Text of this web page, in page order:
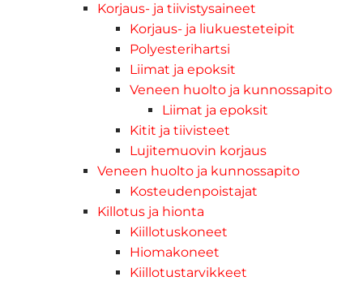
Korjaus- ja tiivistysaineet
Korjaus- ja liukuesteteipit
Polyesterihartsi
Liimat ja epoksit
Veneen huolto ja kunnossapito
Liimat ja epoksit
Kitit ja tiivisteet
Lujitemuovin korjaus
Veneen huolto ja kunnossapito
Kosteudenpoistajat
Killotus ja hionta
Kiillotuskoneet
Hiomakoneet
Kiillotustarvikkeet